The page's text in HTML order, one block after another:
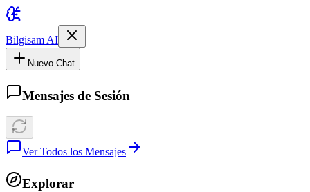
Bilgisam AI
Nuevo Chat
Mensajes de Sesión
Ver Todos los Mensajes
Explorar